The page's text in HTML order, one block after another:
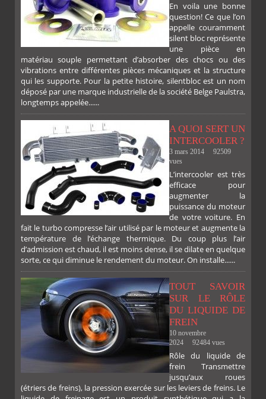
FACEBOOKTWITTERGOOGLEPINTEREST
PLUS
En voila une bonne
question! Ce que l’on
appelle couramment
silent bloc représente
une pièce en
matériau souple permettant d’absorber des chocs ou des
vibrations entre différentes pièces mécaniques et la structure
qui les supporte. Pour la petite histoire, silentbloc est un nom
déposé par une marque industrielle de la société Belge Paulstra,
longtemps appelée......
A QUOI SERT UN
INTERCOOLER ?
3 mars 2014
92509
vues
L’intercooler est très
efficace pour
augmenter la
puissance du moteur
de votre voiture. En
fait le turbo compresse l’air utilisé par le moteur et augmente la
température de l’échange thermique. Du coup plus l’air
d’admission est chaud, il est moins dense, il se dilate en quelque
sorte, ce qui diminue le rendement du moteur. On installe......
TOUT SAVOIR
SUR LE RÔLE
DU LIQUIDE DE
FREIN
10 novembre
2024
92484 vues
Rôle du liquide de
frein Transmettre
jusqu’aux roues
(étriers de freins), la pression exercée sur les leviers de freins. Le